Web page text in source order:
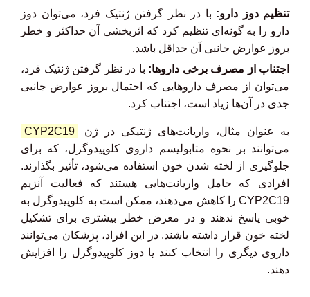
تنظیم دوز دارو: با در نظر گرفتن ژنتیک فرد، می‌توان دوز
دارو را به گونه‌ای تنظیم کرد که اثربخشی آن حداکثر و خطر
بروز عوارض جانبی آن حداقل باشد.
اجتناب از مصرف برخی داروها: با در نظر گرفتن ژنتیک فرد،
می‌توان از مصرف داروهایی که احتمال بروز عوارض جانبی
جدی در آن‌ها زیاد است، اجتناب کرد.
به عنوان مثال، واریانت‌های ژنتیکی در ژن
CYP2C19
می‌توانند بر نحوه متابولیسم داروی کلوپیدوگرل، که برای
جلوگیری از لخته شدن خون استفاده می‌شود، تأثیر بگذارند.
افرادی که حامل واریانت‌هایی هستند که فعالیت آنزیم
CYP2C19 را کاهش می‌دهند، ممکن است به کلوپیدوگرل به
خوبی پاسخ ندهند و در معرض خطر بیشتری برای تشکیل
لخته خون قرار داشته باشند. در این افراد، پزشکان می‌توانند
داروی دیگری را انتخاب کنند یا دوز کلوپیدوگرل را افزایش
دهند.